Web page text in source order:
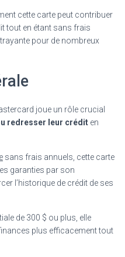
cette carte peut contribuer
tout en étant sans frais
pour de nombreux
joue un rôle crucial
redresser leur crédit en
sans frais annuels, cette carte
garanties par son
l’historique de crédit de ses
de 300 $ ou plus, elle
plus efficacement tout